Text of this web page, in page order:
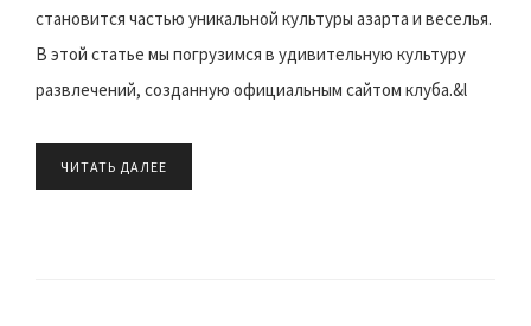
становится частью уникальной культуры азарта и веселья.
В этой статье мы погрузимся в удивительную культуру
развлечений, созданную официальным сайтом клуба.&l
ЧИТАТЬ ДАЛЕЕ